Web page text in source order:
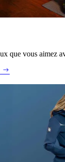
que vous aimez